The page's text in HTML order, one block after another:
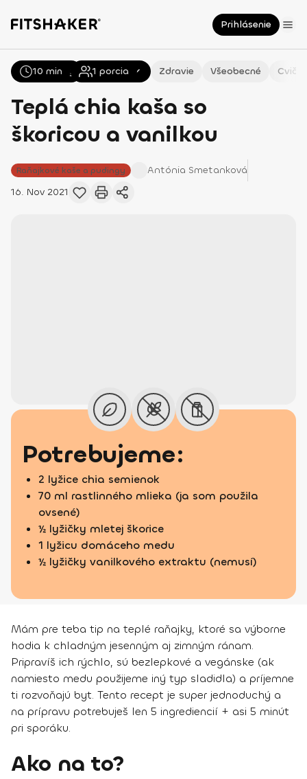
Prihlásenie
Všetky Recepty Zdravie Všeobecné
Teplá chia kaša so
škoricou a vanilkou
Raňajkové kaše a pudingy Antónia Smetanková
16. Nov 2021
10 min 1 porcia
Potrebujeme:
2 lyžice chia semienok
70 ml rastlinného mlieka (ja som použila
ovsené)
½ lyžičky mletej škorice
1 lyžicu domáceho medu
½ lyžičky vanilkového extraktu (nemusí)
Mám pre teba tip na teplé raňajky, ktoré sa výborne
hodia k chladným jesenným aj zimným ránam.
Pripravíš ich rýchlo, sú bezlepkové a vegánske (ak
namiesto medu použijeme iný typ sladidla) a príjemne
ti rozvoňajú byt. Tento recept je super jednoduchý a
na prípravu potrebuješ len 5 ingrediencií + asi 5 minút
pri sporáku.
Ako na to?